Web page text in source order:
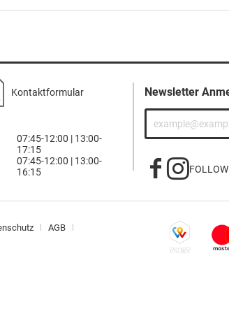
Kontaktformular
07:45-12:00 | 13:00-
17:15
07:45-12:00 | 13:00-
16:15
Newsletter
AGB